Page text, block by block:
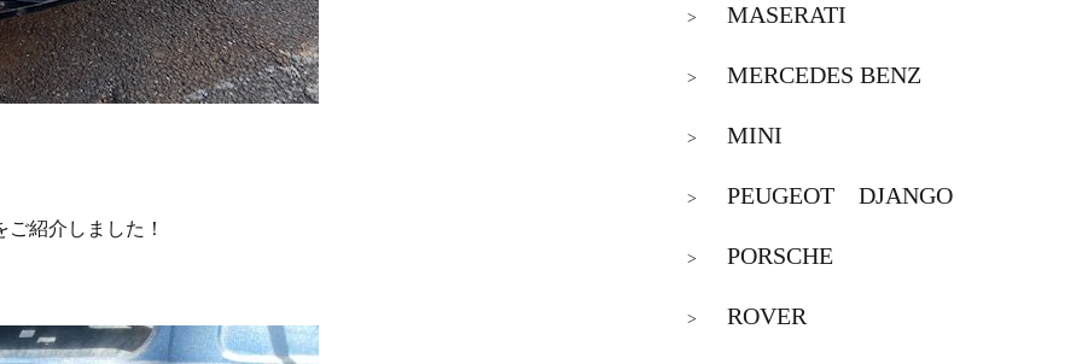
ご紹介しました！
> MASERATI
> MERCEDES BENZ
> MINI
> PEUGEOT DJANGO
> PORSCHE
> ROVER